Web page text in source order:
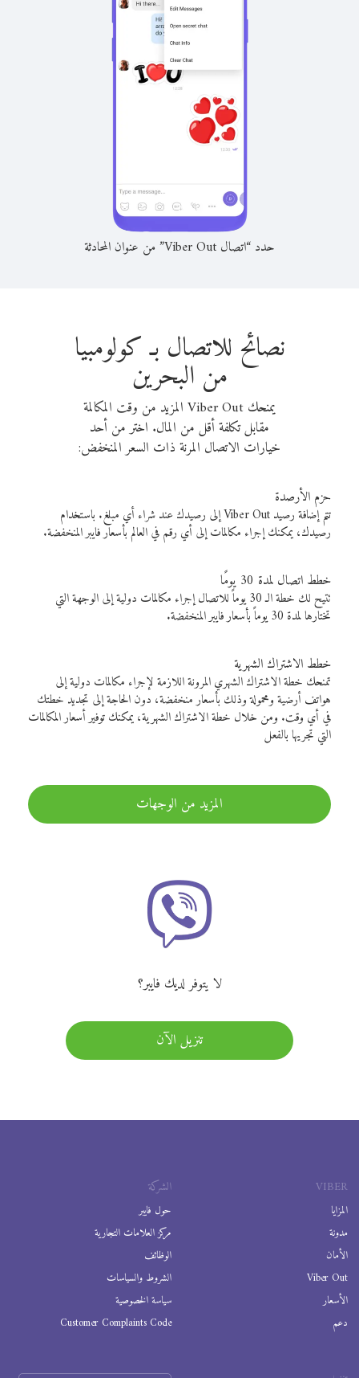
حدد “اتصال Viber Out” من عنوان المحادثة
نصائح للاتصال بـ كولومبيا
من البحرين
يمنحك Viber Out المزيد من وقت المكالمة
مقابل تكلفة أقل من المال. اختر من أحد
خيارات الاتصال المرنة ذات السعر المنخفض:
حزم الأرصدة
تتم إضافة رصيد Viber Out إلى رصيدك عند شراء أي مبلغ. باستخدام
رصيدك، يمكنك إجراء مكالمات إلى أي رقم في العالم بأسعار فايبر المنخفضة.
خطط اتصال لمدة 30 يومًا
تتيح لك خطة الـ 30 يوماً للاتصال إجراء مكالمات دولية إلى الوجهة التي
تختارها لمدة 30 يوماً بأسعار فايبر المنخفضة.
خطط الاشتراك الشهرية
تمنحك خطة الاشتراك الشهري المرونة اللازمة لإجراء مكالمات دولية إلى
هواتف أرضية ومحمولة وذلك بأسعار منخفضة، دون الحاجة إلى تجديد خطتك
في أي وقت. ومن خلال خطة الاشتراك الشهرية، يمكنك توفير أسعار المكالمات
التي تجريها بالفعل
المزيد من الوجهات
لا يتوفر لديك فايبر؟
تنزيل الآن
VIBER
المزايا
مدونة
الأمان
Viber Out
الأسعار
دعم
الشركة
حول فايبر
مركز العلامات التجارية
الوظائف
الشروط والسياسات
سياسة الخصوصية
Customer Complaints Code